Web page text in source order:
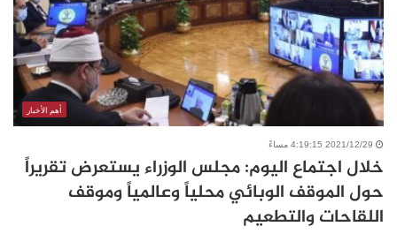
أهم الأخبار
2021/12/29 4:19:15 مساءً
خلال اجتماع اليوم: مجلس الوزراء يستعرض تقريراً
حول الموقف الوبائي محلياً وعالمياً وموقف
اللقاحات والتطعيم